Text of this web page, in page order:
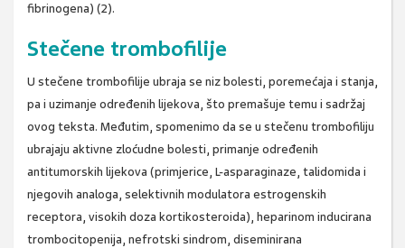
fibrinogena) (2).
Stečene trombofilije
U stečene trombofilije ubraja se niz bolesti, poremećaja i stanja,
pa i uzimanje određenih lijekova, što premašuje temu i sadržaj
ovog teksta. Međutim, spomenimo da se u stečenu trombofiliju
ubrajaju aktivne zloćudne bolesti, primanje određenih
antitumorskih lijekova (primjerice, L-asparaginaze, talidomida i
njegovih analoga, selektivnih modulatora estrogenskih
receptora, visokih doza kortikosteroida), heparinom inducirana
trombocitopenija, nefrotski sindrom, diseminirana